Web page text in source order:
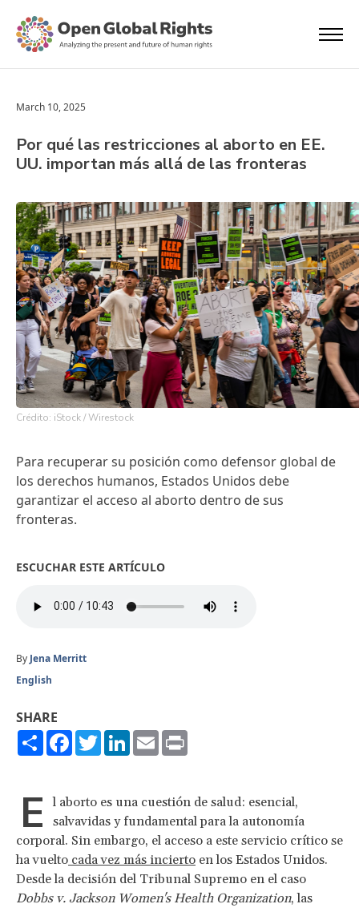
March 10, 2025
Por qué las restricciones al aborto en EE.
UU. importan más allá de las fronteras
Crédito: iStock / Wirestock
Para recuperar su posición como defensor global de
los derechos humanos, Estados Unidos debe
garantizar el acceso al aborto dentro de sus
fronteras.
ESCUCHAR ESTE ARTÍCULO
By Jena Merritt
English
SHARE
ShareFacebook
TwitterLinkedIn
Email
E
l aborto es una cuestión de salud: esencial,
salvavidas y fundamental para la autonomía
corporal. Sin embargo, el acceso a este servicio crítico se
ha vuelto cada vez más incierto en los Estados Unidos.
Desde la decisión del Tribunal Supremo en el caso
Dobbs v. Jackson Women's Health Organization, las